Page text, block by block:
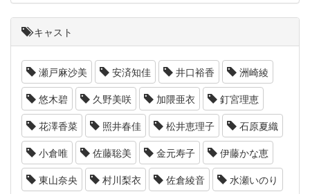
キャスト
瀬戸麻沙美 安済知佳 井口裕香
洲崎綾
悠木碧
久野美咲 加隈亜衣
釘宮理恵
花澤香菜
照井春佳 松井恵理子
石原夏織
小倉唯
佐藤聡美 金元寿子
伊藤かな恵
東山奈央
村川梨衣 佐倉綾音
水瀬いのり